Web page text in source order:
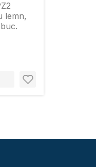
lemn,